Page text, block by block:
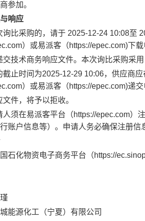
参加。
响应
询比采购的，请于 2025-12-24 10:08至
）或易派客（https://epec.com)下
交技术商务响应文件。本次询比采购采
截止时间为2025-12-29 10:06，供应商
）或易派客（https://epec.com)递
件，将予以拒收。
人须在易派客平台（https://epec.com）
账户信息等）。申请人务必确保注册信
石化物资电子商务平台（https://
能源化工（宁夏）有限公司